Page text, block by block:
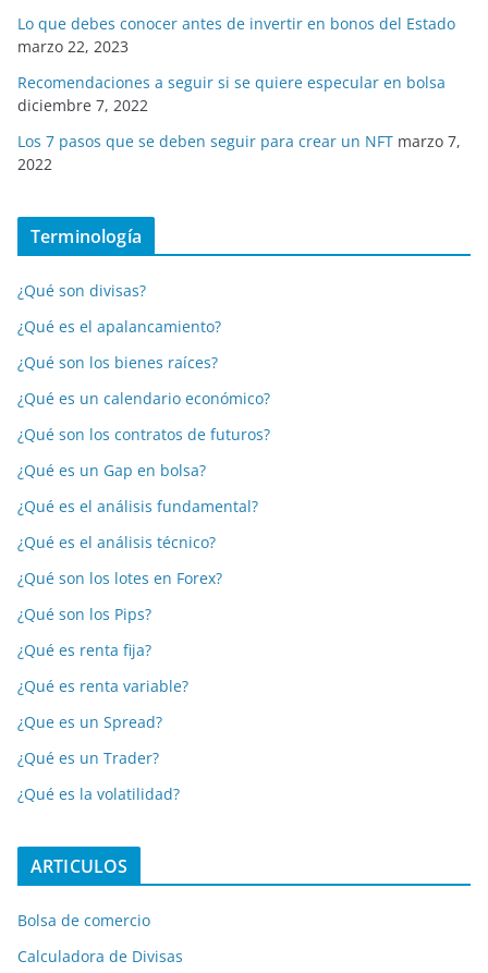
Lo que debes conocer antes de invertir en bonos del Estado
marzo 22, 2023
Recomendaciones a seguir si se quiere especular en bolsa
diciembre 7, 2022
Los 7 pasos que se deben seguir para crear un NFT marzo 7,
2022
Terminología
¿Qué son divisas?
¿Qué es el apalancamiento?
¿Qué son los bienes raíces?
¿Qué es un calendario económico?
¿Qué son los contratos de futuros?
¿Qué es un Gap en bolsa?
¿Qué es el análisis fundamental?
¿Qué es el análisis técnico?
¿Qué son los lotes en Forex?
¿Qué son los Pips?
¿Qué es renta fija?
¿Qué es renta variable?
¿Que es un Spread?
¿Qué es un Trader?
¿Qué es la volatilidad?
ARTICULOS
Bolsa de comercio
Calculadora de Divisas